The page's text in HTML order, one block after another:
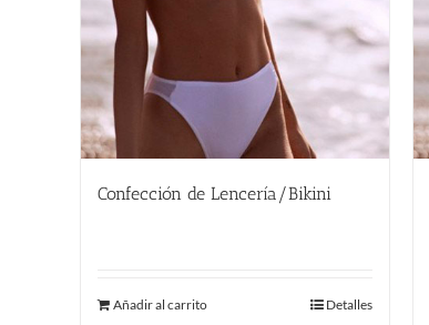
Confección de Lencería/Bikini
Añadir al carrito Detalles